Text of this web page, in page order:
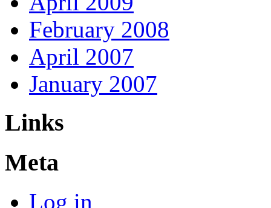
February 2008
April 2007
January 2007
Links
Meta
Log in